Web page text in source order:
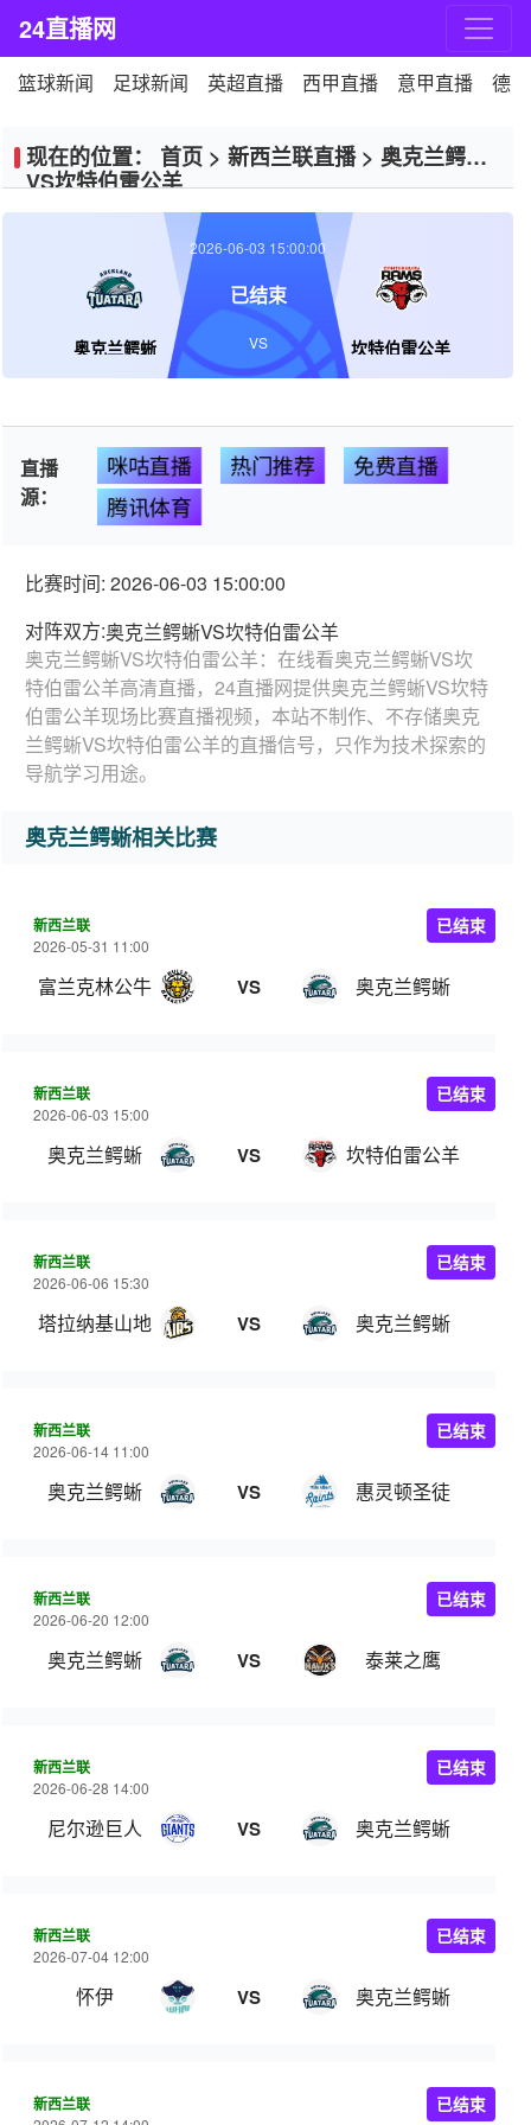
24直播网
篮球新闻 足球新闻 英超直播 西甲直播 意甲直播 德
现在的位置： 首页 > 新西兰联直播> 奥克兰鳄蜥
VS坎特伯雷公羊
奥克兰鳄蜥 坎特伯雷公羊
2026-06-03 15:00:00
已结束
VS
直播
源：
咪咕直播 热门推荐
免费直播
腾讯体育
比赛时间: 2026-06-03 15:00:00
对阵双方:奥克兰鳄蜥VS坎特伯雷公羊
奥克兰鳄蜥VS坎特伯雷公羊：在线看奥克兰鳄蜥VS坎
特伯雷公羊高清直播，24直播网提供奥克兰鳄蜥VS坎特
伯雷公羊现场比赛直播视频，本站不制作、不存储奥克
兰鳄蜥VS坎特伯雷公羊的直播信号，只作为技术探索的
导航学习用途。
奥克兰鳄蜥相关比赛
新西兰联
2026-05-31 11:00
富兰克林公牛 VS 奥克兰鳄蜥
已结束
新西兰联
2026-06-03 15:00
奥克兰鳄蜥 VS 坎特伯雷公羊
已结束
新西兰联
2026-06-06 15:30
塔拉纳基山地 VS 奥克兰鳄蜥
已结束
新西兰联
2026-06-14 11:00
奥克兰鳄蜥 VS 惠灵顿圣徒
已结束
新西兰联
2026-06-20 12:00
奥克兰鳄蜥 VS 泰莱之鹰
已结束
新西兰联
2026-06-28 14:00
尼尔逊巨人 VS 奥克兰鳄蜥
已结束
新西兰联
2026-07-04 12:00
怀伊 VS 奥克兰鳄蜥
已结束
新西兰联 已结束